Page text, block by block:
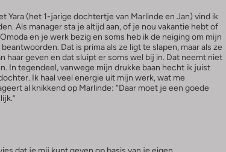
Yara (het 1-jarige dochtertje van Marlinde en Jan) vind ik
Als manager sta je altijd aan, of je nou vakantie hebt of
en je werk bezig en soms heb ik de neiging om mijn
Dat is prima als ze ligt te slapen, maar als ze
haar geven en dat sluipt er soms wel bij in. Dat neemt niet
In tegendeel, vanwege mijn drukke baan hecht ik juist
Ik haal veel energie uit mijn werk, wat me
al knikkend op Marlinde: “Daar moet je een goede